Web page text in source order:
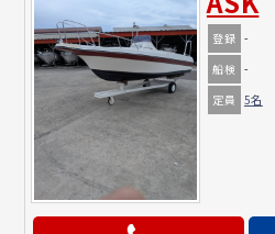
登録 -
船検 -
定員 5名